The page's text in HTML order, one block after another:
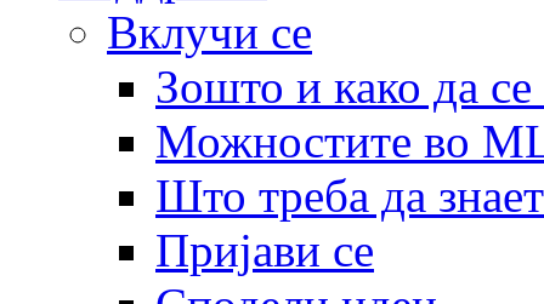
Вклучи се
Зошто и како да
Можностите во
Што треба да
Пријави се